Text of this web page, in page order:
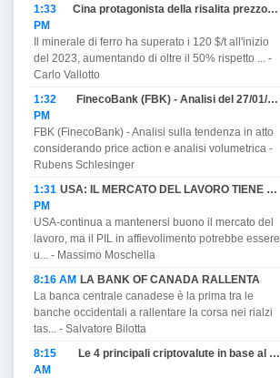
1:33
PM
Cina protagonista della risalita prezzo del Ferro
Il minerale di ferro ha superato i 120 $/t all'inizio
del 2023, aumentando di oltre il 50% rispetto ... -
Carlo Vallotto
1:32
PM
FinecoBank (FBK) - Analisi del 27/01/2023
FBK (FinecoBank) - Analisi sulla tendenza in atto
considerando price action e analisi volumetrica -
Rubens Schlesinger
1:31
PM
USA: IL MERCATO DEL LAVORO TIENE MA PROMETTE DI AFFIEVOLIRSI CON IL PIL E MINACCIA RECESSIONE.
USA-continua a mantenersi buono il mercato del
lavoro, ma il PIL in affievolimento potrebbe essere
u... - Massimo Moschella
8:16 AM LA BANK OF CANADA RALLENTA
La banca centrale canadese è la prima tra le
banche occidentali a rallentare la corsa nei rialzi
tas... - Salvatore Bilotta
8:15
AM
Le 4 principali criptovalute in base al ROI.